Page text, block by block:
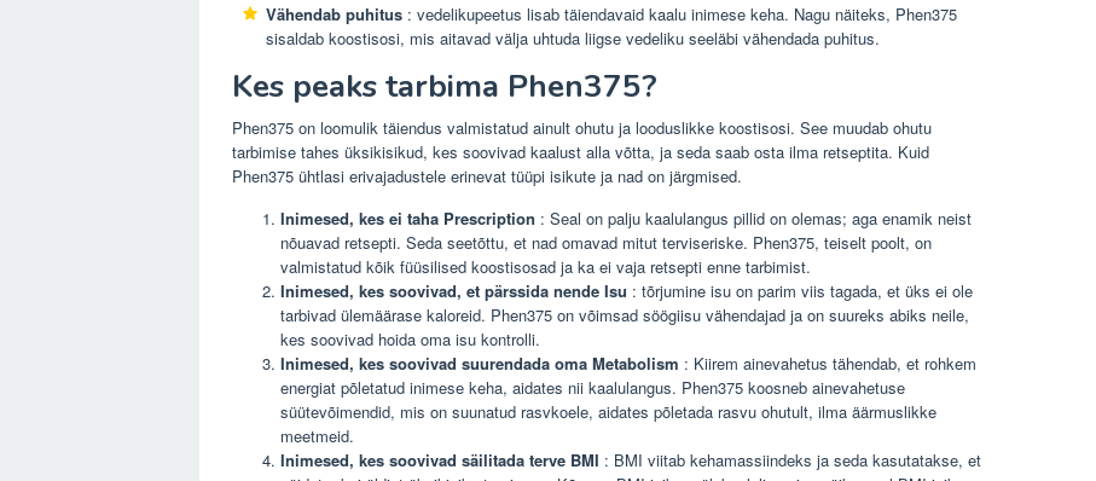
Vähendab puhitus : vedelikupeetus lisab täiendavaid kaalu inimese keha. Nagu näiteks, Phen375
sisaldab koostisosi, mis aitavad välja uhtuda liigse vedeliku seeläbi vähendada puhitus.
Kes peaks tarbima Phen375?
Phen375 on loomulik täiendus valmistatud ainult ohutu ja looduslikke koostisosi. See muudab ohutu
tarbimise tahes üksikisikud, kes soovivad kaalust alla võtta, ja seda saab osta ilma retseptita. Kuid
Phen375 ühtlasi erivajadustele erinevat tüüpi isikute ja nad on järgmised.
Inimesed, kes ei taha Prescription : Seal on palju kaalulangus pillid on olemas; aga enamik neist
nõuavad retsepti. Seda seetõttu, et nad omavad mitut terviseriske. Phen375, teiselt poolt, on
valmistatud kõik füüsilised koostisosad ja ka ei vaja retsepti enne tarbimist.
Inimesed, kes soovivad, et pärssida nende Isu : tõrjumine isu on parim viis tagada, et üks ei ole
tarbivad ülemäärase kaloreid. Phen375 on võimsad söögiisu vähendajad ja on suureks abiks neile,
kes soovivad hoida oma isu kontrolli.
Inimesed, kes soovivad suurendada oma Metabolism : Kiirem ainevahetus tähendab, et rohkem
energiat põletatud inimese keha, aidates nii kaalulangus. Phen375 koosneb ainevahetuse
süütevõimendid, mis on suunatud rasvkoele, aidates põletada rasvu ohutult, ilma äärmuslikke
meetmeid.
Inimesed, kes soovivad säilitada terve BMI : BMI viitab kehamassiindeks ja seda kasutatakse, et